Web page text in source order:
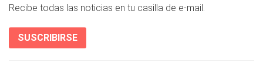
Recibe todas las noticias en tu casilla de e-mail.
SUSCRIBIRSE